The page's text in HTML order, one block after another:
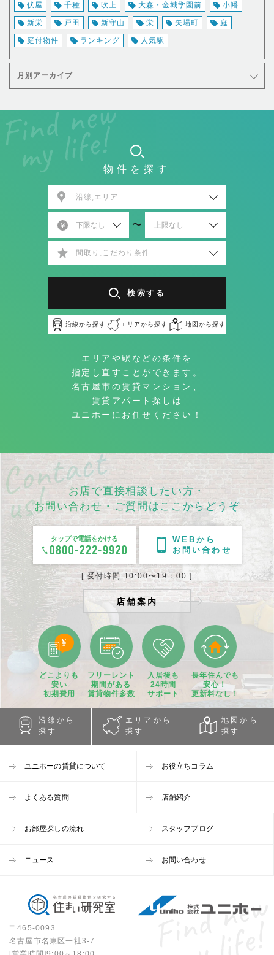
伏屋 千種 吹上 大森・金城学園前 小幡
新栄 戸田 新守山 栄 矢場町 庭
庭付物件 ランキング 人気駅
月別アーカイブ
物件を探す
沿線,エリア
〜
間取り,こだわり条件
検索する
沿線から探す エリアから探す 地図から探す
エリアや駅などの条件を
指定し直すことができます。
名古屋市の賃貸マンション、
賃貸アパート探しは
ユニホーにお任せください！
お店で直接相談したい方・
お問い合わせ・ご質問はここからどうぞ
タップで電話をかける
WEBから
お問い合わせ
[ 受付時間 10:00〜19：00 ]
店舗案内
どこよりも
安い
初期費用
フリーレント
期間がある
賃貸物件多数
入居後も
24時間
サポート
長年住んでも
安心！
更新料なし！
沿線から
探す
エリアから
探す
地図から
探す
ユニホーの賃貸について お役立ちコラム
よくある質問 店舗紹介
お部屋探しの流れ スタッフブログ
ニュース お問い合わせ
〒465-0093
名古屋市名東区一社3-7